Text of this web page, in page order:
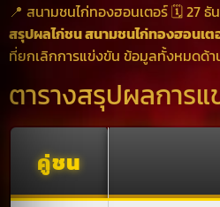
📍 สนามชนไก่ทองฮอนเตอร์🗓️ 27 ธั
สรุปผลไก่ชน สนามชนไก่ทองฮอนเต
ที่ยกเลิกการแข่งขัน ข้อมูลทั้งหมดด้
ตารางสรุปผลการ
คู่ชน